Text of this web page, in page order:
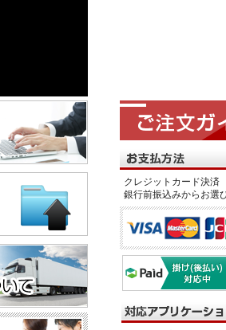
クレジットカード決
銀行前振込みからお選